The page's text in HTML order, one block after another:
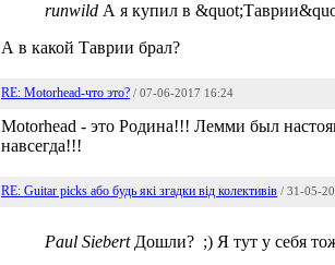
runwild А я купил в
А в какой Таврии брал?
RE: Motorhead-что это? / 07-06-2017 16:24
Motorhead - это Родина!!! Лемми был
навсегда!!!
RE: Guitar picks або будь які згадки від колективів / 31-05-
Paul SiebertДошли? ;) Я тут у себя